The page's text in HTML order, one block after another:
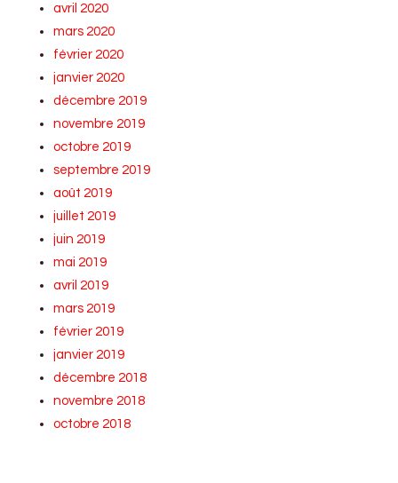
avril 2020
mars 2020
février 2020
janvier 2020
décembre 2019
novembre 2019
octobre 2019
septembre 2019
août 2019
juillet 2019
juin 2019
mai 2019
avril 2019
mars 2019
février 2019
janvier 2019
décembre 2018
novembre 2018
octobre 2018